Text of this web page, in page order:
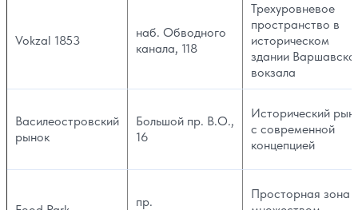
Vokzal 1853
наб. Обводного
канала, 118
Трехуровневое
пространство в
историческом
здании
вокзала
Василеостровский
рынок
Большой пр. В.О.,
16
Исторический
с современной
концепцией
пр.
Просторная зона